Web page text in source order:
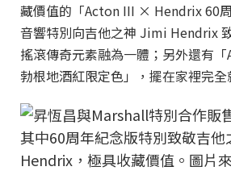
藏價值的「Acton III × Hendrix 60
音響特別向吉他之神 Jimi Hendrix
搖滾傳奇元素融為一體；另外還有
勃根地酒紅限定色」，擺在家裡完全